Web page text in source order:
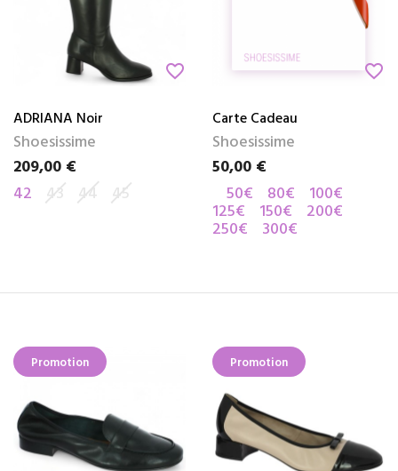
favorite_border
ADRIANA Noir
Shoesissime
Prix
209,00 €
42 43 44 45
favorite_border
Carte Cadeau
Shoesissime
Prix
50,00 €
50€
80€ 100€
125€ 150€ 200€
250€ 300€
Promotion Promotion